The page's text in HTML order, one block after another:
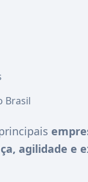
Brasil
agilidade e